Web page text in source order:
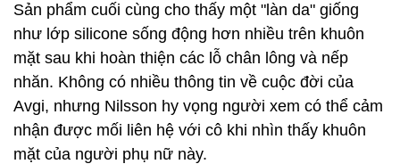
Sản phẩm cuối cùng cho thấy một "làn da" giống
như lớp silicone sống động hơn nhiều trên khuôn
mặt sau khi hoàn thiện các lỗ chân lông và nếp
nhăn. Không có nhiều thông tin về cuộc đời của
Avgi, nhưng Nilsson hy vọng người xem có thể cảm
nhận được mối liên hệ với cô khi nhìn thấy khuôn
mặt của người phụ nữ này.